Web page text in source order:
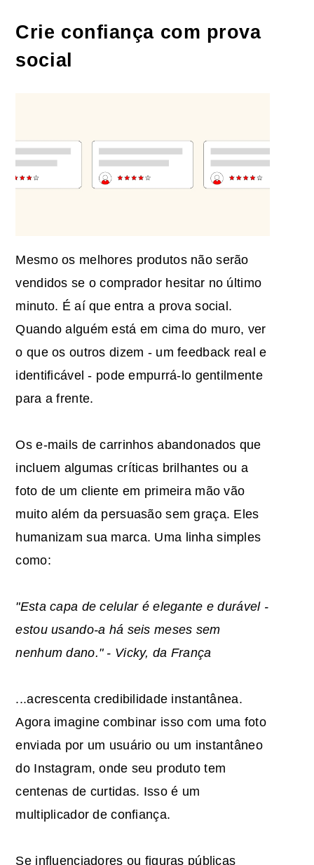
Crie confiança com prova
social
Mesmo os melhores produtos não serão
vendidos se o comprador hesitar no último
minuto. É aí que entra a prova social.
Quando alguém está em cima do muro, ver
o que os outros dizem - um feedback real e
identificável - pode empurrá-lo gentilmente
para a frente.
Os e-mails de carrinhos abandonados que
incluem algumas críticas brilhantes ou a
foto de um cliente em primeira mão vão
muito além da persuasão sem graça. Eles
humanizam sua marca. Uma linha simples
como:
"Esta capa de celular é elegante e durável -
estou usando-a há seis meses sem
nenhum dano." - Vicky, da França
...acrescenta credibilidade instantânea.
Agora imagine combinar isso com uma foto
enviada por um usuário ou um instantâneo
do Instagram, onde seu produto tem
centenas de curtidas. Isso é um
multiplicador de confiança.
Se influenciadores ou figuras públicas